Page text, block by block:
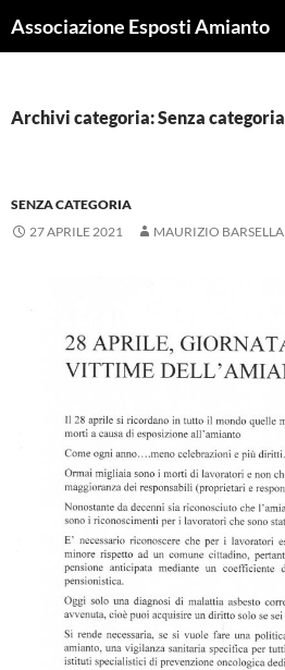
Associazione Esposti Amianto
Archivi categoria: Senza categoria
SENZA CATEGORIA
27 APRILE 2021
MAURIZIO BARSELLA